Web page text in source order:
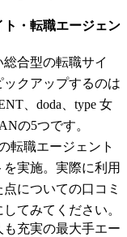
・転職エージェン
合型の転職サイ
ックアップするのは
、doda、type 女
の5つです。
転職エージェント
実施。実際に利用
についての口コミ
てみてください。
充実の最大手エー